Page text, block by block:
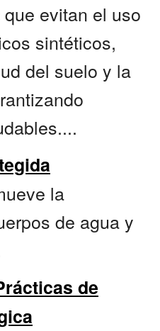
evitan el uso
sintéticos,
del suelo y la
la
de agua y
de